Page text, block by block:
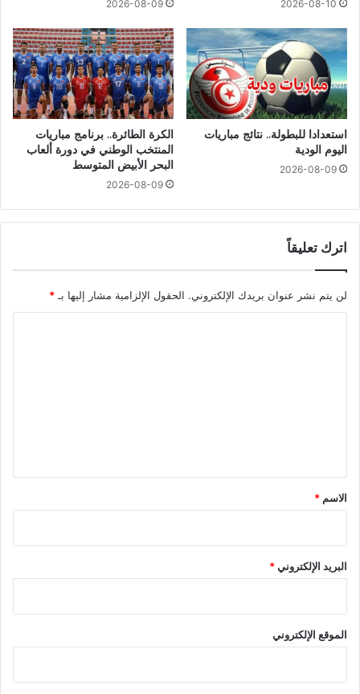
2026-08-10
2026-08-09
استعدادا للبطولة.. نتائج مباريات
اليوم الودية
2026-08-09
الكرة الطائرة.. برنامج مباريات
المنتخب الوطني في دورة ألعاب
البحر الأبيض المتوسط
2026-08-09
اترك تعليقاً
لن يتم نشر عنوان بريدك الإلكتروني. الحقول الإلزامية مشار إليها بـ *
*
الاسم *
البريد الإلكتروني*
الموقع الإلكتروني